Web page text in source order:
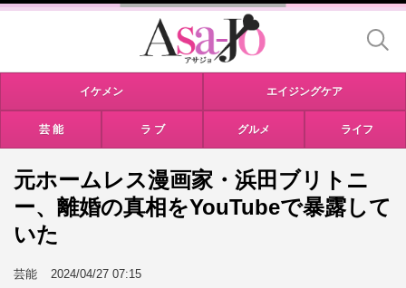
イケメン エイジングケア
芸 能 ラ ブ グルメ ライフ
元ホームレス漫画家・浜田ブリトニ
ー、離婚の真相をYouTubeで暴露して
いた
芸能 2024/04/27 07:15